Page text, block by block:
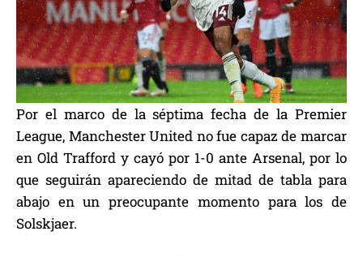
Por el marco de la séptima fecha de la Premier
League, Manchester United no fue capaz de marcar
en Old Trafford y cayó por 1-0 ante Arsenal, por lo
que seguirán apareciendo de mitad de tabla para
abajo en un preocupante momento para los de
Solskjaer.